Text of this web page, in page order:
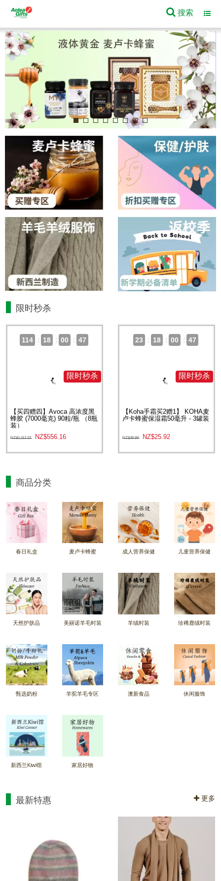
搜索
限时秒杀
限时秒杀
114 : 18 : 00 : 46
NZ$1,112.32 NZ$556.16
限时秒杀
23 : 18 : 00 : 46
商品分类
春日礼盒 麦卢卡蜂蜜 成人营养保健 儿童营养保健
天然护肤品 美丽诺羊毛时装 羊绒时装 珍稀鹿绒时装
甄选奶粉 羊驼羊毛专区
新西兰Kiwi馆
最新特惠